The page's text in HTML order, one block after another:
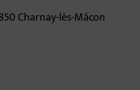
Charnay-lès-Mâcon